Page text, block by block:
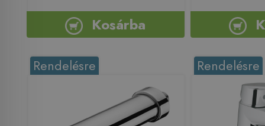
Kosárba
Rendelésre Rendelésre